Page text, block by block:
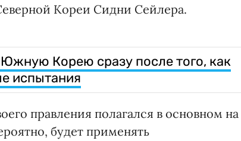
Кореи Сидни Сейлера.
Корею сразу после того, как
испытания
правления полагался в основном на
будет применять